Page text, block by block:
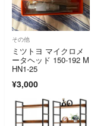
その他
ミツトヨ マイクロメ
ータヘッド 150-192 M
HN1-25
¥3,000